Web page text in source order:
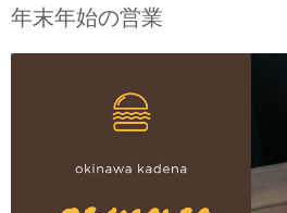
年末年始の営業